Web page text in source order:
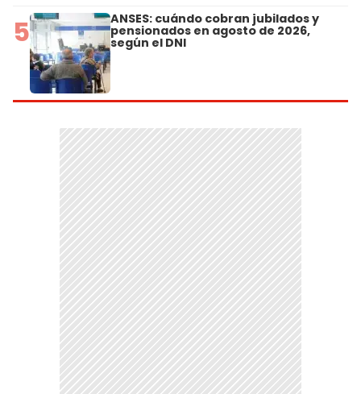
5 ANSES: cuándo cobran jubilados y
pensionados en agosto de 2026,
según el DNI